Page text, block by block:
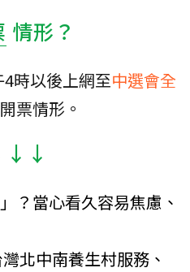
情形？
時以後上網至中選會全
票情形。
？當心看久容易焦慮、
北中南養生村服務、